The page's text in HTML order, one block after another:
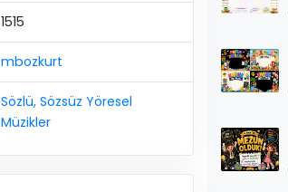
1515
mbozkurt
Sözlü, Sözsüz Yöresel
Müzikler